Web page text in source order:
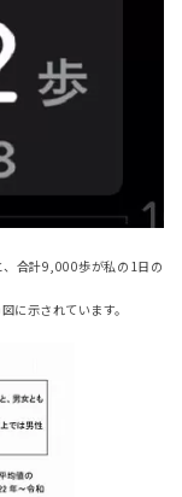
合計9,000歩が私の1日の
に示されています。